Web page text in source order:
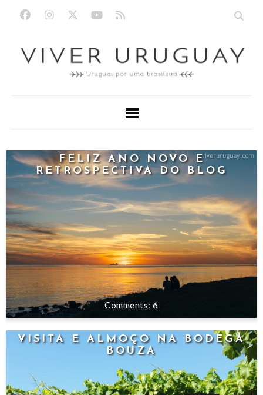
FELIZ ANO NOVO E
RETROSPECTIVA DO BLOG
6
VISITA E ALMOÇO NA BODEGA
BOUZA